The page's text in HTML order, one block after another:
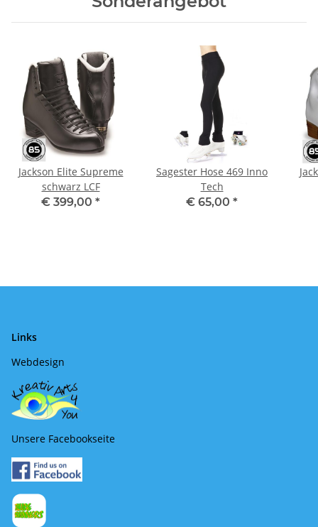
Jackson Elite Supreme
schwarz LCF
€ 399,00 *
Sagester Hose 469 Inno
Tech
€ 65,00 *
Links
Webdesign
Unsere Facebookseite